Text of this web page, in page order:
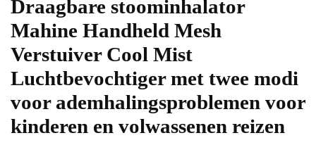
Draagbare stoominhalator
Mahine Handheld Mesh
Verstuiver Cool Mist
Luchtbevochtiger met twee modi
voor ademhalingsproblemen voor
kinderen en volwassenen reizen